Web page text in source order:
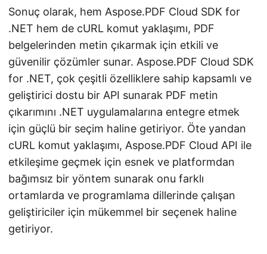
Sonuç olarak, hem Aspose.PDF Cloud SDK for
.NET hem de cURL komut yaklaşımı, PDF
belgelerinden metin çıkarmak için etkili ve
güvenilir çözümler sunar. Aspose.PDF Cloud SDK
for .NET, çok çeşitli özelliklere sahip kapsamlı ve
geliştirici dostu bir API sunarak PDF metin
çıkarımını .NET uygulamalarına entegre etmek
için güçlü bir seçim haline getiriyor. Öte yandan
cURL komut yaklaşımı, Aspose.PDF Cloud API ile
etkileşime geçmek için esnek ve platformdan
bağımsız bir yöntem sunarak onu farklı
ortamlarda ve programlama dillerinde çalışan
geliştiriciler için mükemmel bir seçenek haline
getiriyor.